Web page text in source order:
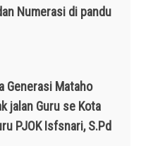
Numerasi di pandu
Generasi Mataho
jalan Guru se Kota
PJOK Isfsnari, S.Pd